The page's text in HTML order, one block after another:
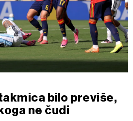
bilo previše,
ne čudi